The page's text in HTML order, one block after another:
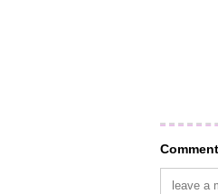
Comment